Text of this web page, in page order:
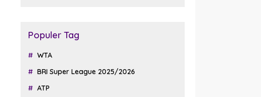
Populer Tag
WTA
BRI Super League 2025/2026
ATP